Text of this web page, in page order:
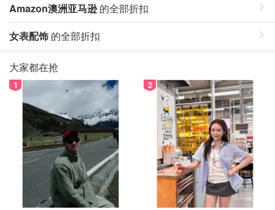
Amazon澳洲亚马逊的全部折扣
女表配饰 的全部折扣
大家都在抢
1 2